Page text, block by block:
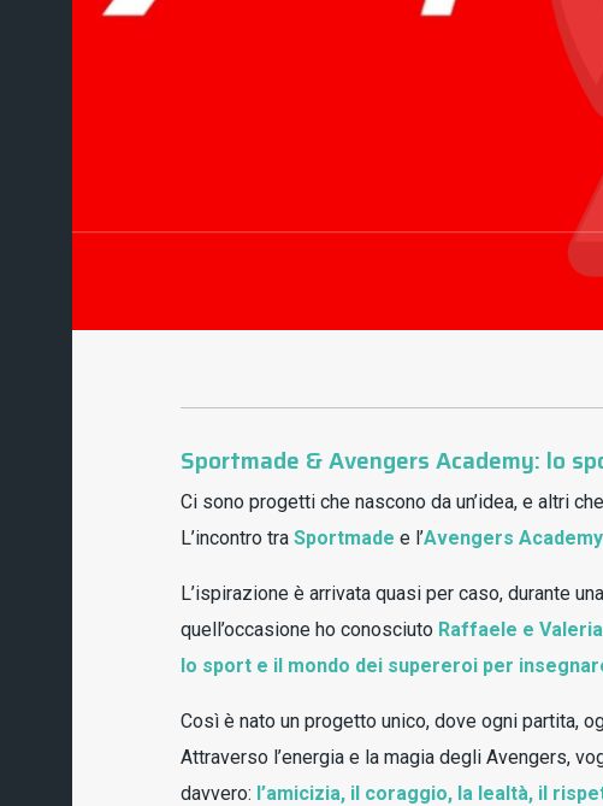
Sportmade & Avengers Academy: lo
Ci sono progetti che nascono da un’idea, e altri
L’incontro tra Sportmade e l’Avengers Academy
L’ispirazione è arrivata quasi per caso, durante
quell’occasione ho conosciuto Raffaele e Valeria
lo sport e il mondo dei supereroi per
Così è nato un progetto unico, dove ogni partita,
Attraverso l’energia e la magia degli Avengers,
davvero: l’amicizia, il coraggio, la lealtà, il